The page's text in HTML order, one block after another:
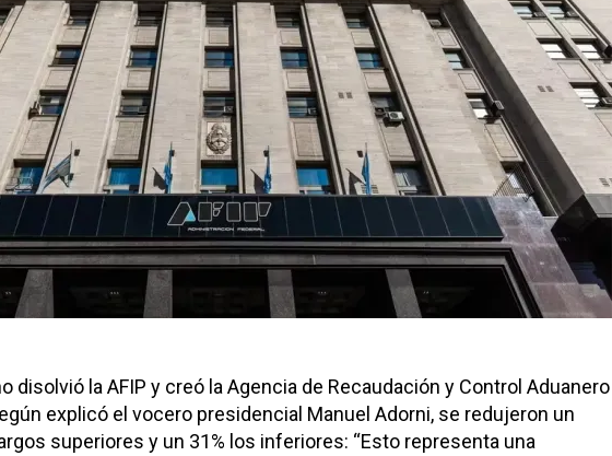
disolvió la AFIP y creó la Agencia de Recaudación y Control Aduanero
explicó el vocero presidencial Manuel Adorni, se redujeron un
superiores y un 31% los inferiores: “Esto representa una